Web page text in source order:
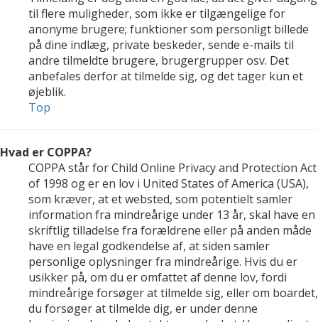
til flere muligheder, som ikke er tilgængelige for
anonyme brugere; funktioner som personligt billede
på dine indlæg, private beskeder, sende e-mails til
andre tilmeldte brugere, brugergrupper osv. Det
anbefales derfor at tilmelde sig, og det tager kun et
øjeblik.
Top
Hvad er COPPA?
COPPA står for Child Online Privacy and Protection Act
of 1998 og er en lov i United States of America (USA),
som kræver, at et websted, som potentielt samler
information fra mindreårige under 13 år, skal have en
skriftlig tilladelse fra forældrene eller på anden måde
have en legal godkendelse af, at siden samler
personlige oplysninger fra mindreårige. Hvis du er
usikker på, om du er omfattet af denne lov, fordi
mindreårige forsøger at tilmelde sig, eller om boardet,
du forsøger at tilmelde dig, er under denne